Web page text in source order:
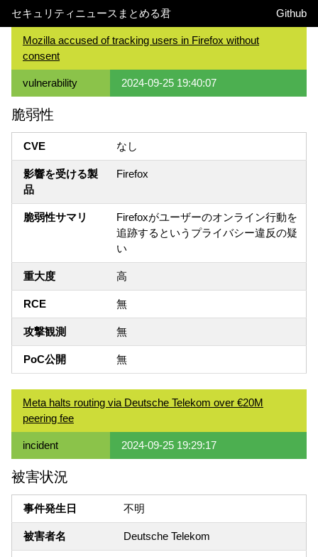
セキュリティニュースまとめる君 Github
Mozilla accused of tracking users in Firefox without
consent
vulnerability 2024-09-25 19:40:07
脆弱性
CVE なし
影響を受ける製
品
Firefox
脆弱性サマリ
Firefoxがユーザーのオンライン行動を
追跡するというプライバシー違反の疑
い
重大度 高
RCE 無
攻撃観測 無
PoC公開 無
Meta halts routing via Deutsche Telekom over €20M
peering fee
incident 2024-09-25 19:29:17
被害状況
事件発生日 不明
被害者名 Deutsche Telekom